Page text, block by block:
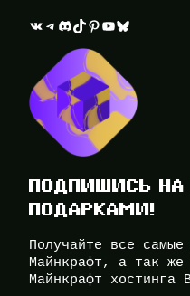
ВКонтакте Telegram Discord TikTok Pinterest YouTube Bluesky
ПОДПИШИСЬ НА
ПОДАРКАМИ!
Получайте все самые
Майнкрафт, а так же
Майнкрафт хостинга